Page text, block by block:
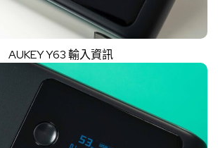
AUKEY Y63 輸入資訊